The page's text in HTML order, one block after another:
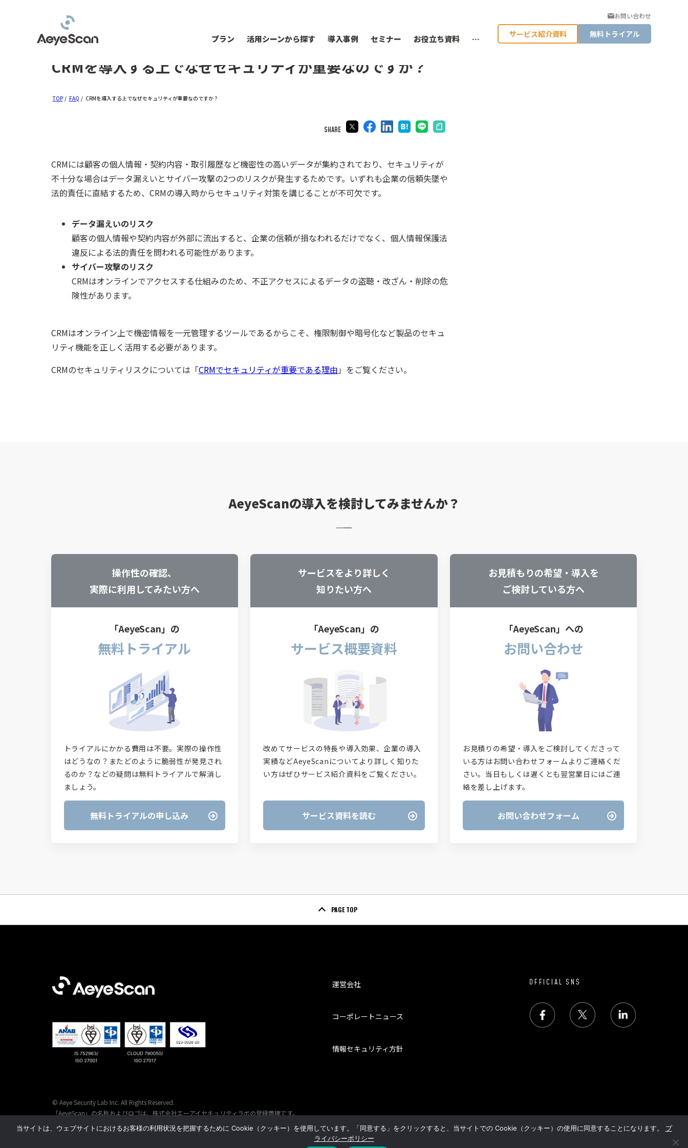
プラン 活用シーンから探す 導入事例 セミナー お役立ち資料 …
お問い合わせ
サービス紹介資料 無料トライアル
CRMを導入する上でなぜセキュリティが重要なのですか？
TOP / FAQ / CRMを導入する上でなぜセキュリティが重要なのですか？
SHARE
CRMには顧客の個人情報・契約内容・取引履歴など機密性の高いデータが集約されており、セキュリティが
不十分な場合はデータ漏えいとサイバー攻撃の2つのリスクが発生するためです。いずれも企業の信頼失墜や
法的責任に直結するため、CRMの導入時からセキュリティ対策を講じることが不可欠です。
データ漏えいのリスク
顧客の個人情報や契約内容が外部に流出すると、企業の信頼が損なわれるだけでなく、個人情報保護法
違反による法的責任を問われる可能性があります。
サイバー攻撃のリスク
CRMはオンラインでアクセスする仕組みのため、不正アクセスによるデータの盗聴・改ざん・削除の危
険性があります。
CRMはオンライン上で機密情報を一元管理するツールであるからこそ、権限制御や暗号化など製品のセキュ
リティ機能を正しく活用する必要があります。
CRMのセキュリティリスクについては「CRMでセキュリティが重要である理由 」をご覧ください。
AeyeScanの導入を検討してみませんか？
操作性の確認、
実際に利用してみたい方へ
「AeyeScan」の
無料トライアル
トライアルにかかる費用は不要。実際の操作性
はどうなの？またどのように脆弱性が発見され
るのか？などの疑問は無料トライアルで解消し
ましょう。
無料トライアルの申し込み
サービスをより詳しく
知りたい方へ
「AeyeScan」の
サービス概要資料
改めてサービスの特長や導入効果、企業の導入
実績などAeyeScanについてより詳しく知りた
い方はぜひサービス紹介資料をご覧ください。
サービス資料を読む
お見積もりの希望・導入を
ご検討している方へ
「AeyeScan」への
お問い合わせ
お見積りの希望・導入をご検討してくださって
いる方はお問い合わせフォームよりご連絡くだ
さい。当日もしくは遅くとも翌営業日にはご連
絡を差し上げます。
お問い合わせフォーム
PAGE TOP
運営会社
コーポレートニュース
情報セキュリティ方針
OFFICIAL SNS
© Aeye Security Lab Inc. All Rights Reserved.
「AeyeScan」の名称およびロゴは、 株式会社エーアイセキュリティラボの登録商標です。
当サイトは、ウェブサイトにおけるお客様の利用状況を把握するために Cookie（クッキー）を使用しています。「同意する」をクリックすると、当サイトでの Cookie（クッキー）の使用に同意することになります。 プ
ライバシーポリシー